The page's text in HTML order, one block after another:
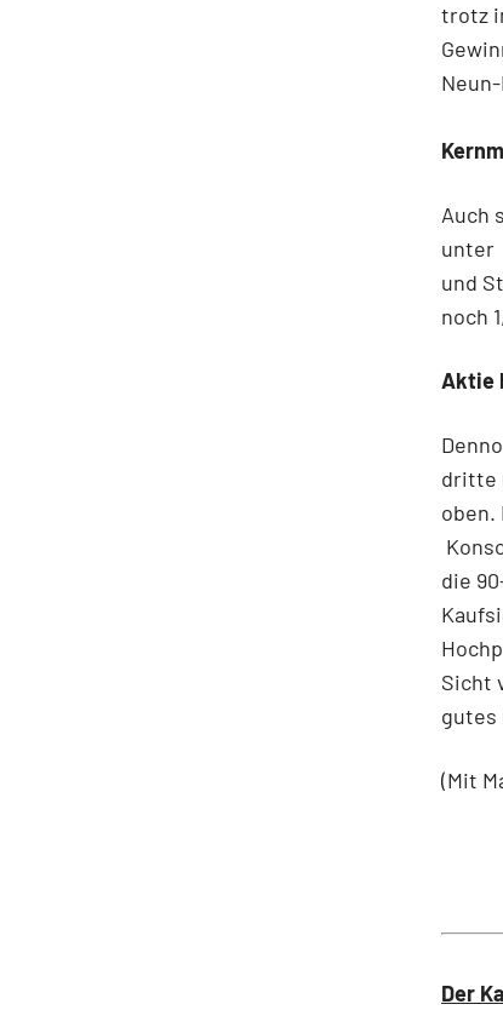
trotz
Auch
unter
und
noch
Aktie
dritte
oben.
die
Sicht
gutes
(Mit
Der